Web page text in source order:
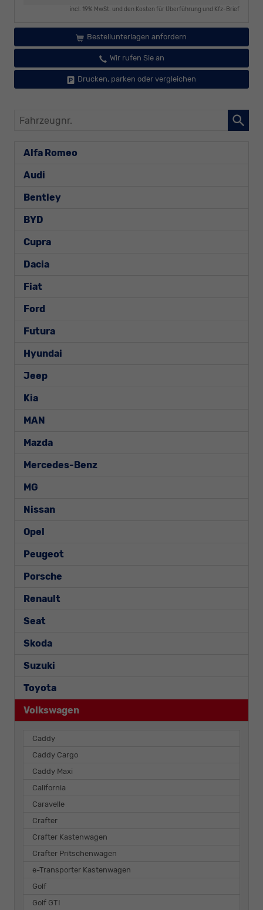
incl. 19% MwSt. und den Kosten für Überführung und Kfz-Brief
Bestellunterlagen anfordern
Wir rufen Sie an
Drucken, parken oder vergleichen
Fahrzeugnr.
Alfa Romeo
Audi
Bentley
BYD
Cupra
Dacia
Fiat
Ford
Futura
Hyundai
Jeep
Kia
MAN
Mazda
Mercedes-Benz
MG
Nissan
Opel
Peugeot
Porsche
Renault
Seat
Skoda
Suzuki
Toyota
Volkswagen
Caddy
Caddy Cargo
Caddy Maxi
California
Caravelle
Crafter
Crafter Kastenwagen
Crafter Pritschenwagen
e-Transporter Kastenwagen
Golf
Golf GTI